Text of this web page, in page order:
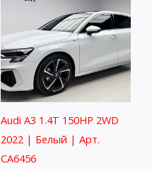
Audi A3 1.4T 150HP 2WD
2022 | Белый | Арт.
CA6456